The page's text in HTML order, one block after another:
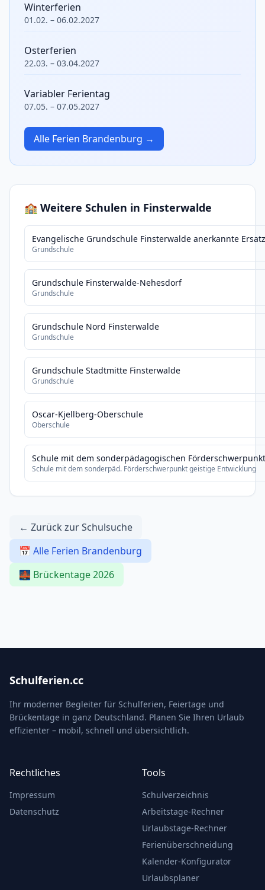
Winterferien
01.02. – 06.02.2027
Osterferien
22.03. – 03.04.2027
Variabler Ferientag
07.05. – 07.05.2027
Alle Ferien Brandenburg →
🏫 Weitere Schulen in Finsterwalde
Evangelische Grundschule Finsterwalde anerkannte
Grundschule
Grundschule Finsterwalde-Nehesdorf
Grundschule
Grundschule Nord Finsterwalde
Grundschule
Grundschule Stadtmitte Finsterwalde
Grundschule
Oscar-Kjellberg-Oberschule
Oberschule
Schule mit dem sonderpädagogischen
Schule mit dem sonderpäd. Förderschwerpunkt geistige Entwicklung
← Zurück zur Schulsuche
📅 Alle Ferien Brandenburg
🌉 Brückentage 2026
Schulferien.cc
Ihr moderner Begleiter für Schulferien, Feiertage und
Brückentage in ganz Deutschland. Planen Sie Ihren Urlaub
effizienter – mobil, schnell und übersichtlich.
Rechtliches
Impressum
Datenschutz
Tools
Schulverzeichnis
Arbeitstage-Rechner
Urlaubstage-Rechner
Ferienüberschneidung
Kalender-Konfigurator
Urlaubsplaner